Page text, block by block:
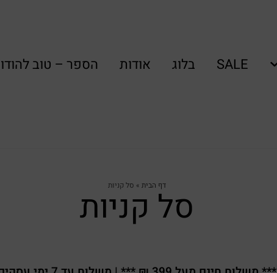
SALE בלוג אודות הספר – טוב
דף הבית » סל קניות
סל קניות